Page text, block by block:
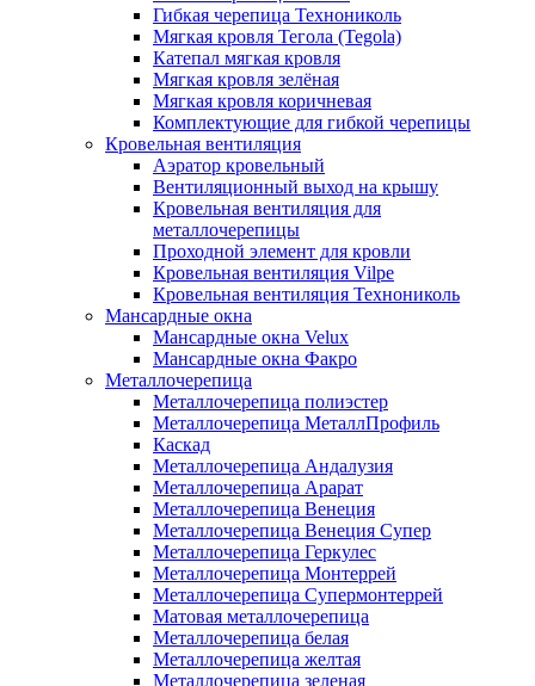
Гибкая черепица Технониколь
Мягкая кровля Тегола (Tegola)
Катепал мягкая кровля
Мягкая кровля зелёная
Мягкая кровля коричневая
Комплектующие для гибкой черепицы
Кровельная вентиляция
Аэратор кровельный
Вентиляционный выход на крышу
Кровельная вентиляция для
металлочерепицы
Проходной элемент для кровли
Кровельная вентиляция Vilpe
Кровельная вентиляция Технониколь
Мансардные окна
Мансардные окна Velux
Мансардные окна Факро
Металлочерепица
Металлочерепица полиэстер
Металлочерепица МеталлПрофиль
Каскад
Металлочерепица Андалузия
Металлочерепица Арарат
Металлочерепица Венеция
Металлочерепица Венеция Супер
Металлочерепица Геркулес
Металлочерепица Монтеррей
Металлочерепица Супермонтеррей
Матовая металлочерепица
Металлочерепица белая
Металлочерепица желтая
Металлочерепица зеленая